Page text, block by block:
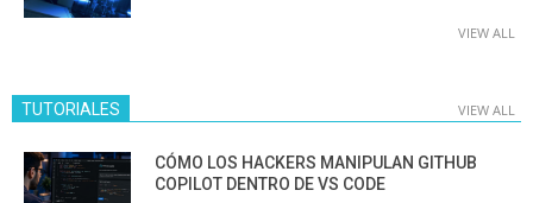
VIEW ALL
TUTORIALES VIEW ALL
CÓMO LOS HACKERS MANIPULAN GITHUB
COPILOT DENTRO DE VS CODE